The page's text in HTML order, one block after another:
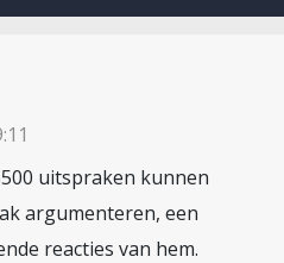
uitspraken kunnen
argumenteren, een
reacties van hem.